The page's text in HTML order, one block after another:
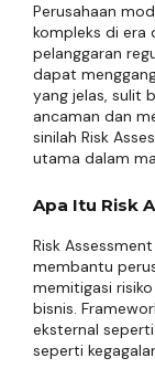
Perusahaan
kompleks di era
pelanggaran
dapat
yang jelas, sulit
ancaman dan
sinilah Risk
utama dalam
Apa Itu Risk
Risk
membantu
memitigasi
bisnis.
eksternal
seperti